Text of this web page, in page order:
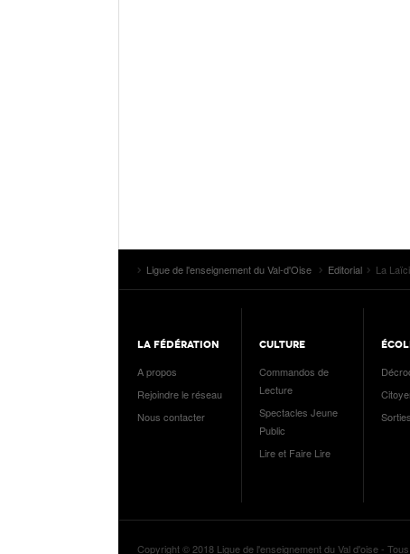
Ligue de l'enseignement du Val-d'Oise Editorial La
LA FÉDÉRATION
A propos
Rejoindre le réseau
Nous contacter
CULTURE
Commandos de
Lecture
Spectacles Jeune
Public
Lire et Faire Lire
Copyright © 2018 Ligue de l'enseignement du Val d'oise -